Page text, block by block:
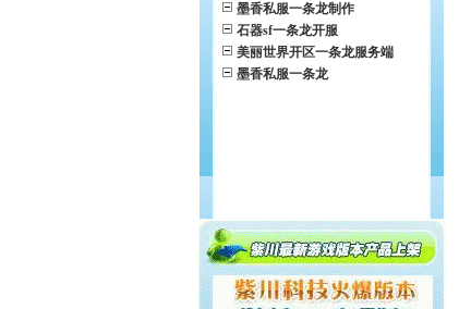
墨香私服一条龙制作
石器sf一条龙开服
美丽世界开区一条龙服务端
墨香私服一条龙